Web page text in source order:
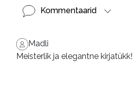
Kommentaarid
Madli
Meisterlik ja elegantne kirjatükk!